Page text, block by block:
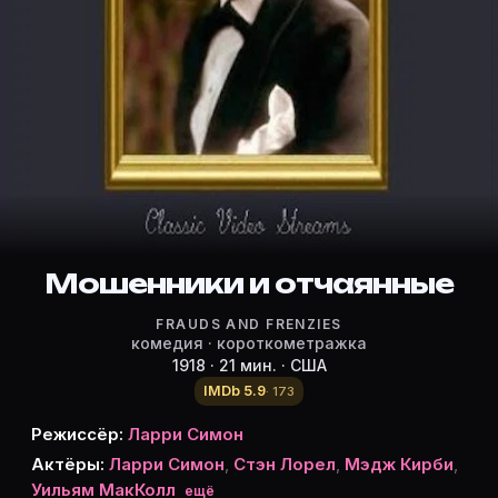
Режиссёр, актёры и роли
Режиссёр и актёры:
Ларри Симон
(режиссёр)
Ларри Симон — Larry, First Prisoner
Стэн Лорел — Simp, Second Prisoner
— Dolly Dare
Уильям Хаубер — Prison guard (в титрах: Bill Hauber)
Карточки актёров с ролями — на Movie Planner.
Частые вопросы о «Мошенники и
О чём фильм «Мошенники и отчаянные» (1918)?
Мошенники и отчаянные
FRAUDS AND FRENZIES
комедия · короткометражка
1918 · 21 мин. · США
IMDb 5.9· 173
Режиссёр: Ларри Симон
Актёры: Ларри Симон, Стэн Лорел, Мэдж Кирби,
Уильям МакКолл
ещё